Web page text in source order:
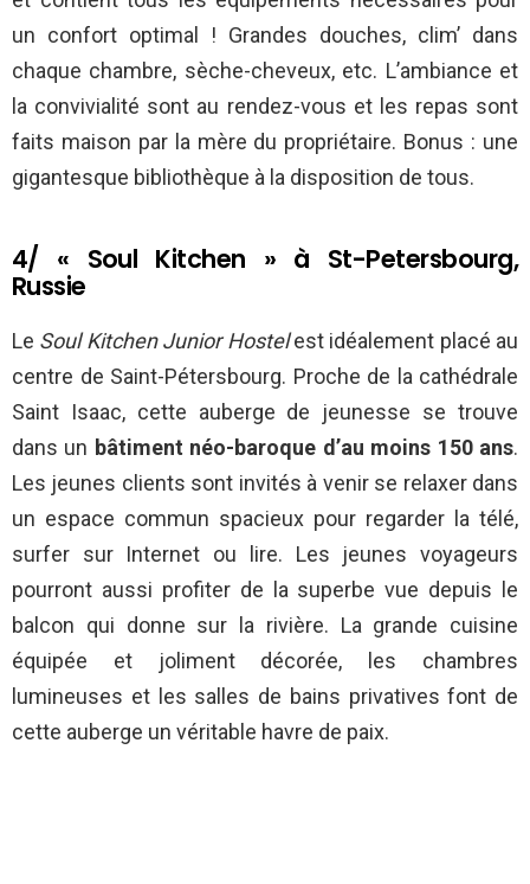
un confort optimal ! Grandes douches, clim’ dans
chaque chambre, sèche-cheveux, etc. L’ambiance et
la convivialité sont au rendez-vous et les repas sont
faits maison par la mère du propriétaire. Bonus : une
gigantesque bibliothèque à la disposition de tous.
4/ « Soul Kitchen » à St-Petersbourg,
Russie
Le Soul Kitchen Junior Hostelest idéalement placé au
centre de Saint-Pétersbourg. Proche de la cathédrale
Saint Isaac, cette auberge de jeunesse se trouve
dans un bâtiment néo-baroque d’au moins 150 ans.
Les jeunes clients sont invités à venir se relaxer dans
un espace commun spacieux pour regarder la télé,
surfer sur Internet ou lire. Les jeunes voyageurs
pourront aussi profiter de la superbe vue depuis le
balcon qui donne sur la rivière. La grande cuisine
équipée et joliment décorée, les chambres
lumineuses et les salles de bains privatives font de
cette auberge un véritable havre de paix.